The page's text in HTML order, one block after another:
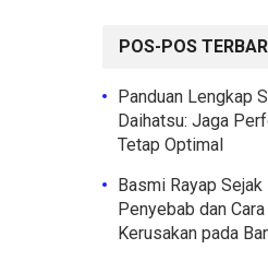
POS-POS
Panduan Lengkap
Daihatsu: Jaga
Tetap Optimal
Basmi Rayap Sejak
Penyebab dan
Kerusakan pada